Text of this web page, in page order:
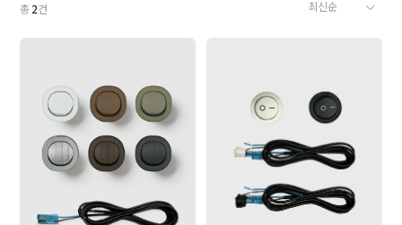
총2건